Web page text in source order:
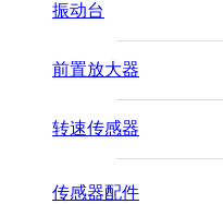
振动台
前置放大器
转速传感器
传感器配件